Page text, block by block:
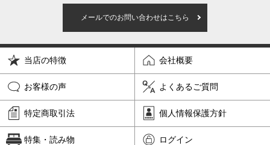
メールでのお問い合わせはこちら
当店の特徴 会社概要
お客様の声 よくあるご質問
特定商取引法 個人情報保護方針
特集・読み物 ログイン